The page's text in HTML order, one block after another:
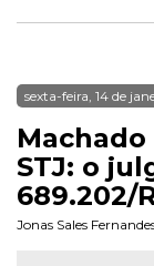
sexta-feira, 14 de
STJ: o
689.202/
Jonas Sales